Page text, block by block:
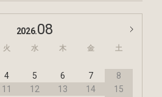
2026.08
火 水 木 金 土
4 5 6 7
8
11 12 13 14
15